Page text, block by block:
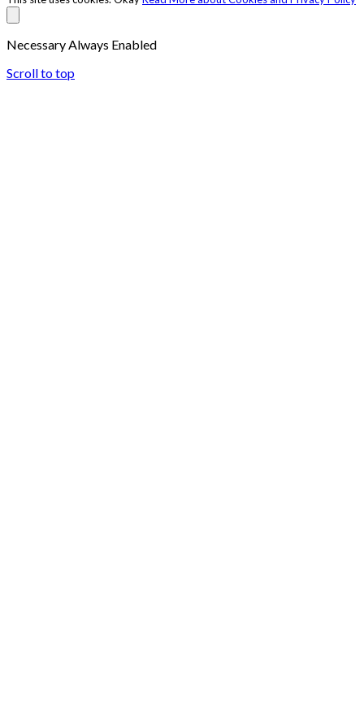
NecessaryAlways Enabled
Scroll to top